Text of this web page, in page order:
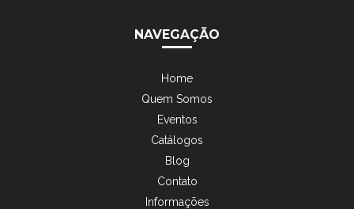
NAVEGAÇÃO
Home
Quem Somos
Eventos
Catálogos
Blog
Contato
Informações